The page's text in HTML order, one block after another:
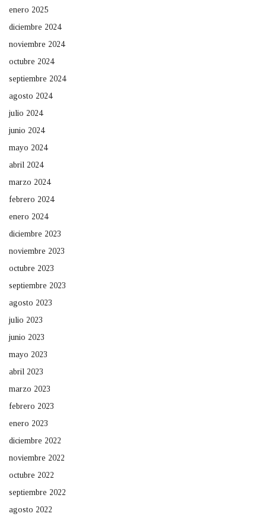
enero 2025
diciembre 2024
noviembre 2024
octubre 2024
septiembre 2024
agosto 2024
julio 2024
junio 2024
mayo 2024
abril 2024
marzo 2024
febrero 2024
enero 2024
diciembre 2023
noviembre 2023
octubre 2023
septiembre 2023
agosto 2023
julio 2023
junio 2023
mayo 2023
abril 2023
marzo 2023
febrero 2023
enero 2023
diciembre 2022
noviembre 2022
octubre 2022
septiembre 2022
agosto 2022